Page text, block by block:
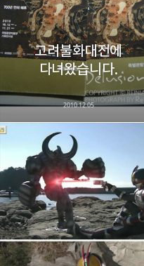
카카오스토리 밴드
고려불화대전에
다녀왔습니다.
2010.12.05